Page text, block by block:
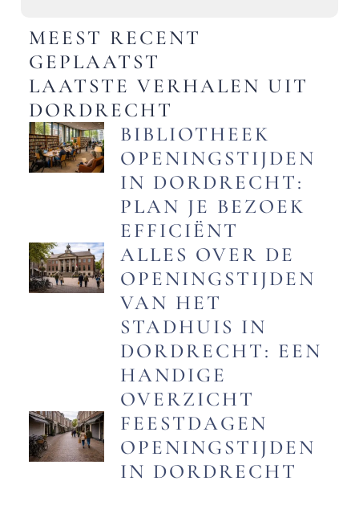
MEEST RECENT
GEPLAATST
LAATSTE VERHALEN UIT
DORDRECHT
BIBLIOTHEEK
OPENINGSTIJDEN
IN DORDRECHT:
PLAN JE BEZOEK
EFFICIËNT
ALLES OVER DE
OPENINGSTIJDEN
VAN HET
STADHUIS IN
DORDRECHT: EEN
HANDIGE
OVERZICHT
FEESTDAGEN
OPENINGSTIJDEN
IN DORDRECHT